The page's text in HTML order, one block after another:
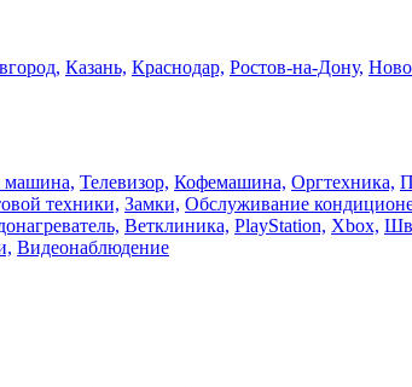
Казань, Краснодар, Ростов-на-Дону,
машина, Телевизор, Кофемашина, Оргтехника,
техники, Замки, Обслуживание
Ветклиника, PlayStation, Xbox,
Видеонаблюдение